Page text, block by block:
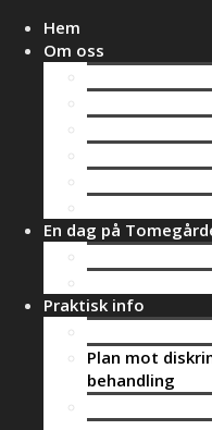
Hem
Om oss
En dag på
Praktisk info
Plan mot
behandling